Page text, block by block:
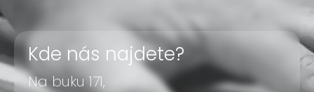
Kde nás najdete?
Na buku 171,